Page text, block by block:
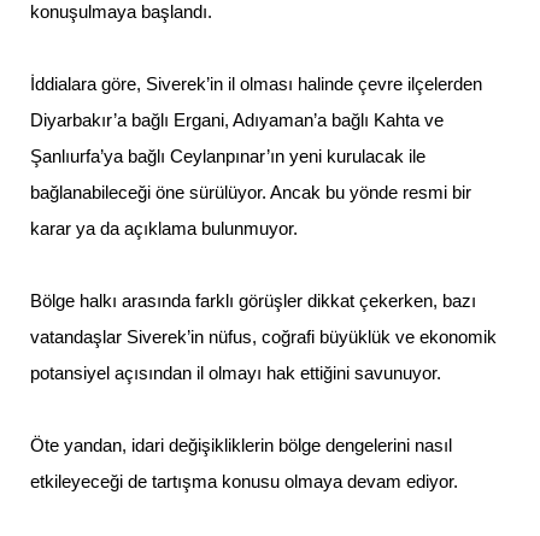
konuşulmaya başlandı.
İddialara göre, Siverek’in il olması halinde çevre ilçelerden
Diyarbakır’a bağlı Ergani, Adıyaman’a bağlı Kahta ve
Şanlıurfa’ya bağlı Ceylanpınar’ın yeni kurulacak ile
bağlanabileceği öne sürülüyor. Ancak bu yönde resmi bir
karar ya da açıklama bulunmuyor.
Bölge halkı arasında farklı görüşler dikkat çekerken, bazı
vatandaşlar Siverek’in nüfus, coğrafi büyüklük ve ekonomik
potansiyel açısından il olmayı hak ettiğini savunuyor.
Öte yandan, idari değişikliklerin bölge dengelerini nasıl
etkileyeceği de tartışma konusu olmaya devam ediyor.